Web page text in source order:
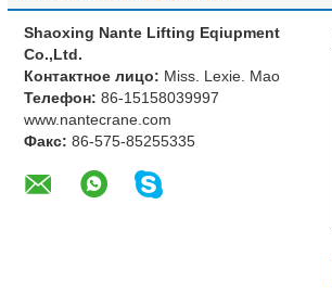
Shaoxing Nante Lifting Eqiupment
Co.,Ltd.
Контактное лицо: Miss. Lexie. Mao
Телефон: 86-15158039997
www.nantecrane.com
Факс: 86-575-85255335